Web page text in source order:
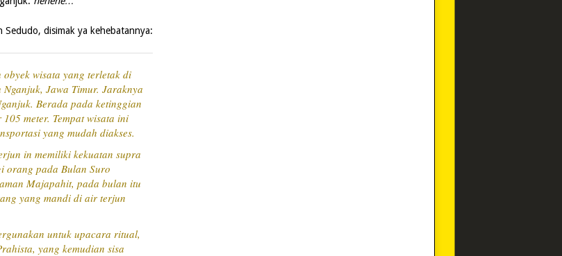
disimak ya kehebatannya:
wisata yang terletak di
Jawa Timur. Jaraknya
Berada pada ketinggian
meter. Tempat wisata ini
yang mudah diakses.
in memiliki kekuatan supra
orang pada Bulan Suro
Majapahit, pada bulan itu
yang mandi di air terjun
untuk upacara ritual,
yang kemudian sisa